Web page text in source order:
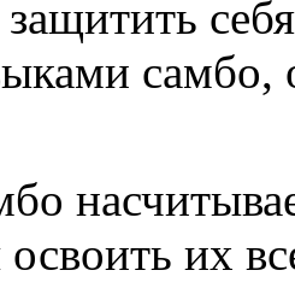
их